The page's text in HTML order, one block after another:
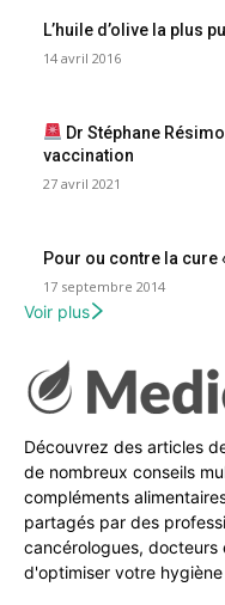
L’huile d’olive la plus
14 avril 2016
Dr Stéphane
vaccination
27 avril 2021
Pour ou contre la cure
17 septembre 2014
Voir plus
Découvrez des articles
de nombreux conseils
compléments
partagés par des
cancérologues,
d'optimiser votre